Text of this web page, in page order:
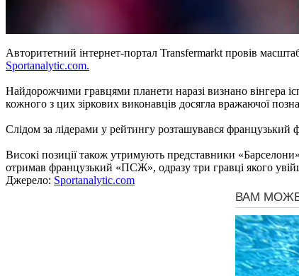
Авторитетний інтернет-портал Transfermarkt провів
Sportanalytic.com.
Найдорожчими гравцями планети наразі визнано вінгера
кожного з цих зіркових виконавців досягла вражаючої
Слідом за лідерами у рейтингу розташувався
Високі позиції також утримують представники
отримав французький «ПСЖ», одразу три гравці якого
Джерело: Sportanalytic.com